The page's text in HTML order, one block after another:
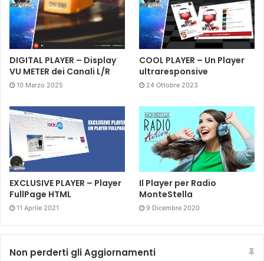
DIGITAL PLAYER – Display
VU METER dei Canali L/R
10 Marzo 2025
COOL PLAYER – Un Player
ultraresponsive
24 Ottobre 2023
EXCLUSIVE PLAYER – Player
FullPage HTML
11 Aprile 2021
Il Player per Radio
MonteStella
9 Dicembre 2020
Non perderti gli Aggiornamenti